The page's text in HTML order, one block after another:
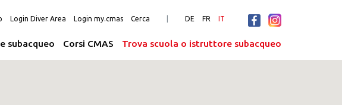
Login Diver Area Login my.cmas Cerca DE FR IT
subacqueo Corsi CMAS Trova scuola o istruttore subacqueo